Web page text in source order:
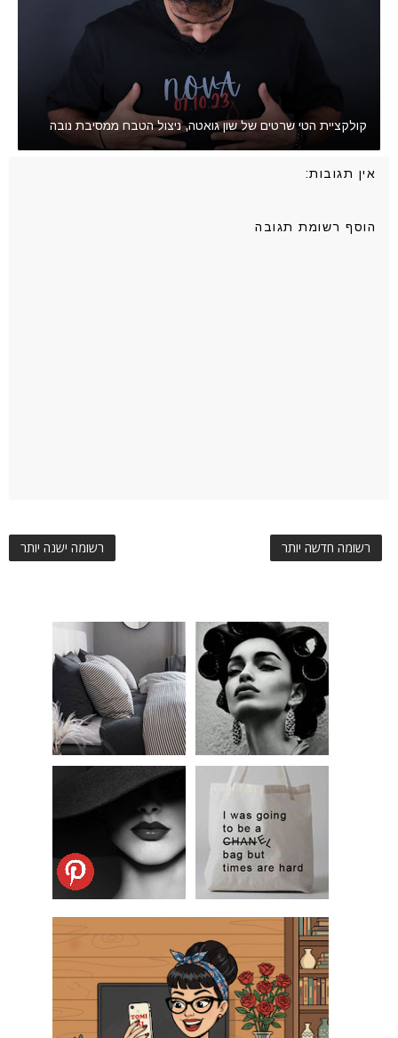
קולקציית הטי שרטים של שון גואטה, ניצול הטבח ממסיבת נובה
אין תגובות:
הוסף רשומת תגובה
רשומה חדשה יותר רשומה ישנה יותר